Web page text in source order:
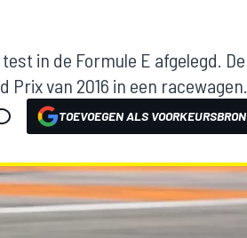
in de Formule E afgelegd. De
van 2016 in een racewagen.
TOEVOEGEN ALS VOORKEURSBRON